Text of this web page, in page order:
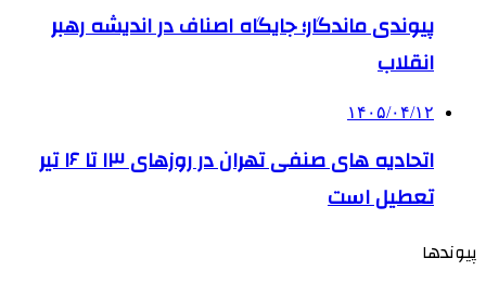
پیوندی ماندگار؛ جایگاه اصناف در اندیشه رهبر
انقلاب
۱۴۰۵/۰۴/۱۲
اتحادیه های صنفی تهران در روزهای ۱۳ تا ۱۶ تیر
تعطیل است
پیوندها